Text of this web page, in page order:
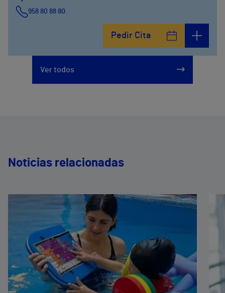
958 80 88 80
Pedir Cita
Ver todos
Noticias relacionadas